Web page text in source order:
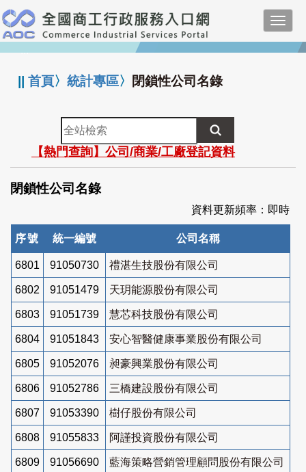
跳
到
主
要
:::
||首頁〉統計專區〉 閉鎖性公司名錄
全
站
檢
索
【熱門查詢】公司/商業/工廠登記資料
閉鎖性公司名錄
資料更新頻率：即時
序號 統一編號 公司名稱
6801 91050730 禮湛生技股份有限公司
6802 91051479 天玥能源股份有限公司
6803 91051739 慧芯科技股份有限公司
6804 91051843 安心智醫健康事業股份有限公司
6805 91052076 昶豪興業股份有限公司
6806 91052786 三橋建設股份有限公司
6807 91053390 樹仔股份有限公司
6808 91055833 阿謹投資股份有限公司
6809 91056690 藍海策略營銷管理顧問股份有限公司